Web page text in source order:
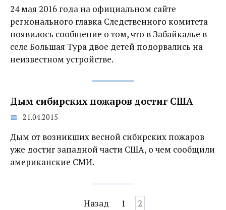
24 мая 2016 года на официальном сайте
регионального главка Следственного комитета
появилось сообщение о том, что в Забайкалье в
селе Большая Тура двое детей подорвались на
неизвестном устройстве.
Дым сибирских пожаров достиг США
21.04.2015
Дым от возникших весной сибирских пожаров
уже достиг западной части США, о чем сообщили
американские СМИ.
Назад 1 2